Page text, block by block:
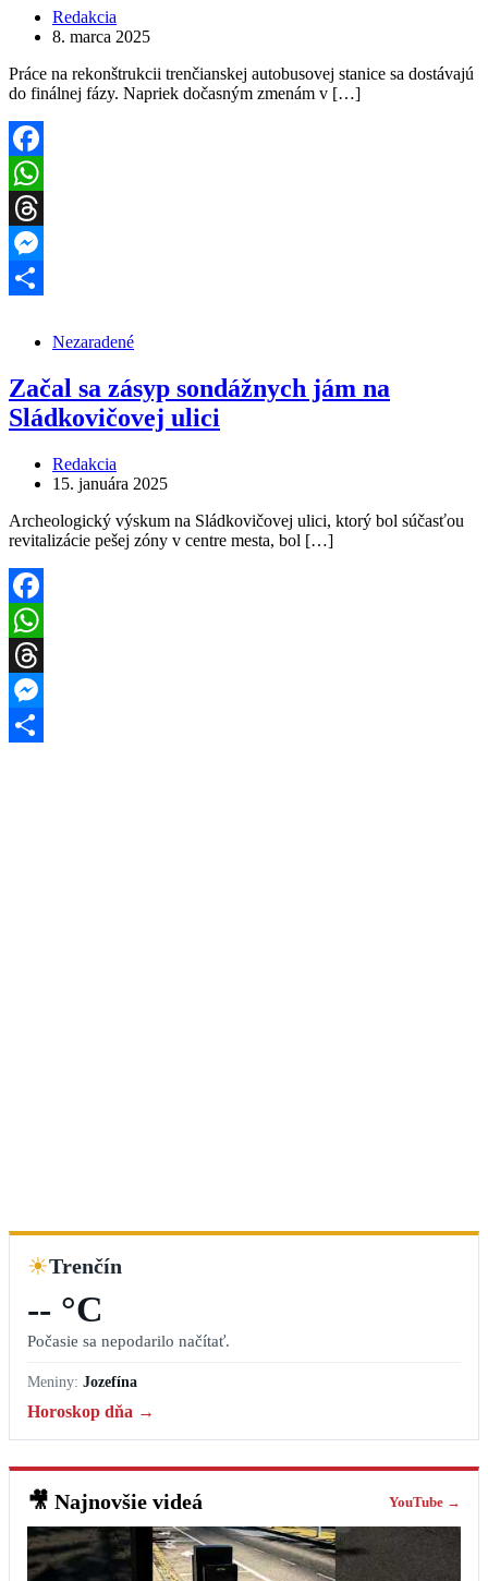
Redakcia
8. marca 2025
Práce na rekonštrukcii trenčianskej autobusovej stanice sa dostávajú
do finálnej fázy. Napriek dočasným zmenám v […]
Facebook
WhatsApp
Threads
Messenger
Nezaradené
Začal sa zásyp sondážnych jám na
Sládkovičovej ulici
Redakcia
15. januára 2025
Archeologický výskum na Sládkovičovej ulici, ktorý bol súčasťou
revitalizácie pešej zóny v centre mesta, bol […]
Facebook
WhatsApp
Threads
Messenger
☀Trenčín
-- °C
Počasie sa nepodarilo načítať.
Meniny: Jozefína
Horoskop dňa →
🎥 Najnovšie videá YouTube →